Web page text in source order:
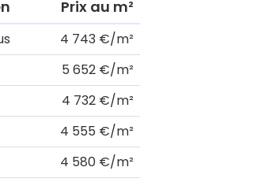
Prix au m²
4 743 €/m²
5 652 €/m²
4 732 €/m²
4 555 €/m²
4 580 €/m²